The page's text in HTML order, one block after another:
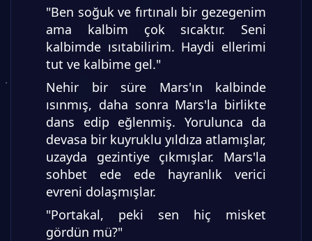
"Ben soğuk ve fırtınalı bir gezegenim
ama kalbim çok sıcaktır. Seni
kalbimde ısıtabilirim. Haydi ellerimi
tut ve kalbime gel."
Nehir bir süre Mars'ın kalbinde
ısınmış, daha sonra Mars'la birlikte
dans edip eğlenmiş. Yorulunca da
devasa bir kuyruklu yıldıza atlamışlar,
uzayda gezintiye çıkmışlar. Mars'la
sohbet ede ede hayranlık verici
evreni dolaşmışlar.
"Portakal, peki sen hiç misket
gördün mü?"